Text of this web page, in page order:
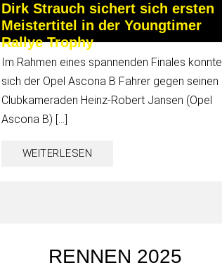
Dirk Strauch sichert sich ersten
Meistertitel in der Youngtimer
Rallye Trophy
Im Rahmen eines spannenden Finales konnte
sich der Opel Ascona B Fahrer gegen seinen
Clubkameraden Heinz-Robert Jansen (Opel
Ascona B) […]
WEITERLESEN
RENNEN 2025